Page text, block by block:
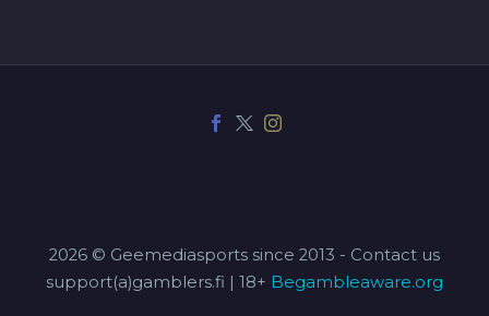
2026 © Geemediasports since 2013 - Contact us
support(a)gamblers.fi | 18+ Begambleaware.org